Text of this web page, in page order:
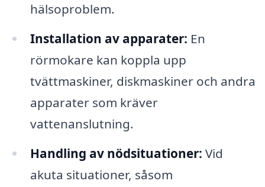
hälsoproblem.
Installation av apparater: En
rörmokare kan koppla upp
tvättmaskiner, diskmaskiner och andra
apparater som kräver
vattenanslutning.
Handling av nödsituationer: Vid
akuta situationer, såsom